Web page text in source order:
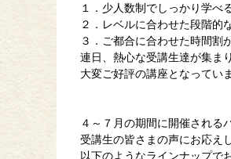
１．少人数制でしっかり学べ
２．レベルに合わせた段階的
３．ご都合に合わせた時間割
連日、熱心な受講生達が集まり
大変ご好評の講座となっていま
４～７月の期間に開催される
受講生の皆さまの声にお応えし
以下のようなラインナップで